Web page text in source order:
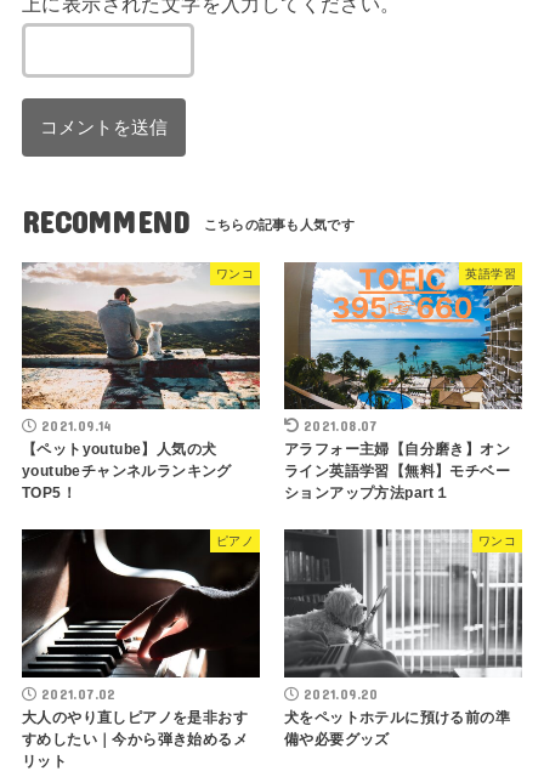
RECOMMEND
ワンコ
2021.09.14
【ペットyoutube】人気の犬
youtubeチャンネルランキング
TOP5！
英語学習
2021.08.07
アラフォー主婦【自分磨き】オン
ライン英語学習【無料】モチベー
ションアップ方法part１
ピアノ
2021.07.02
大人のやり直しピアノを是非おす
すめしたい｜今から弾き始めるメ
リット
ワンコ
2021.09.20
犬をペットホテルに預ける前の準
備や必要グッズ